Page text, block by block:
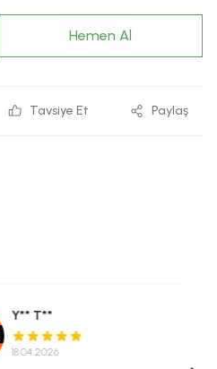
Hemen Al
Tavsiye Et Paylaş